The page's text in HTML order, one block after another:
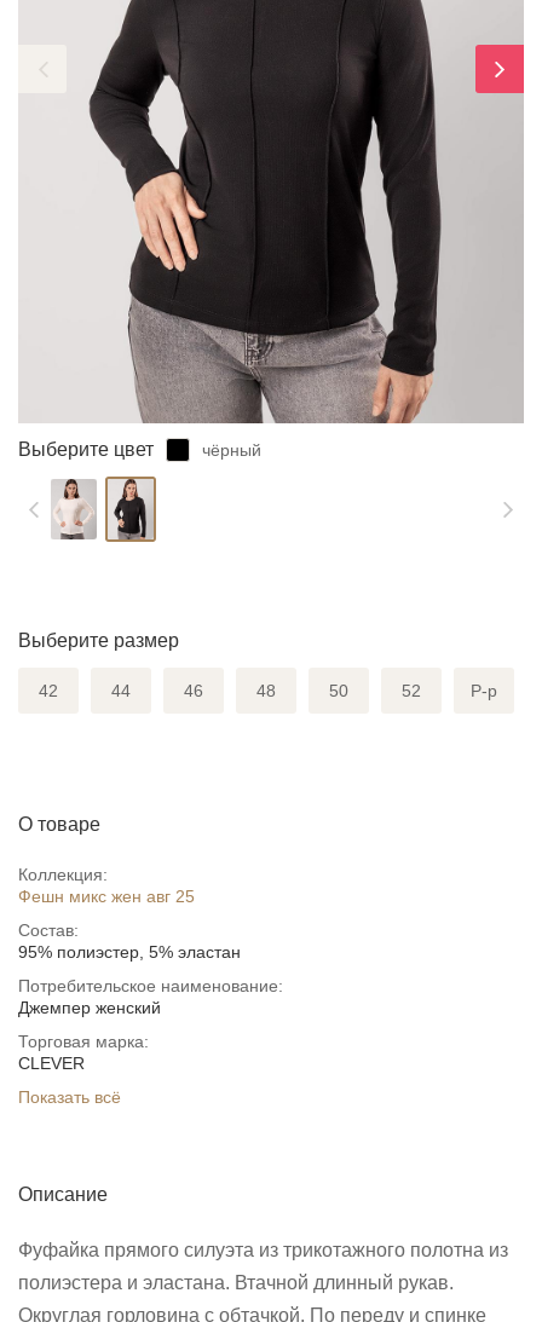
Выберите цвет чёрный
Выберите размер
42 44 46 48 50 52 Р-р
О товаре
Коллекция:
Фешн микс жен авг 25
Состав:
95% полиэстер, 5% эластан
Потребительское наименование:
Джемпер женский
Торговая марка:
CLEVER
Показать всё
Описание
Фуфайка прямого силуэта из трикотажного полотна из
полиэстера и эластана. Втачной длинный рукав.
Округлая горловина с обтачкой. По переду и спинке